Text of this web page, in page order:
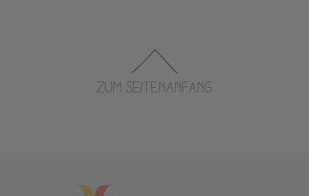
ZUM SEITENANFANG